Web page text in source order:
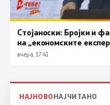
Стојаноски: Бројки и
на „економските
вчера, 17:41
НАЈНОВОНАЈЧИТАНО